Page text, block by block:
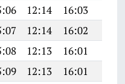
12:14 16:03
12:14 16:02
12:13 16:01
12:13 16:01